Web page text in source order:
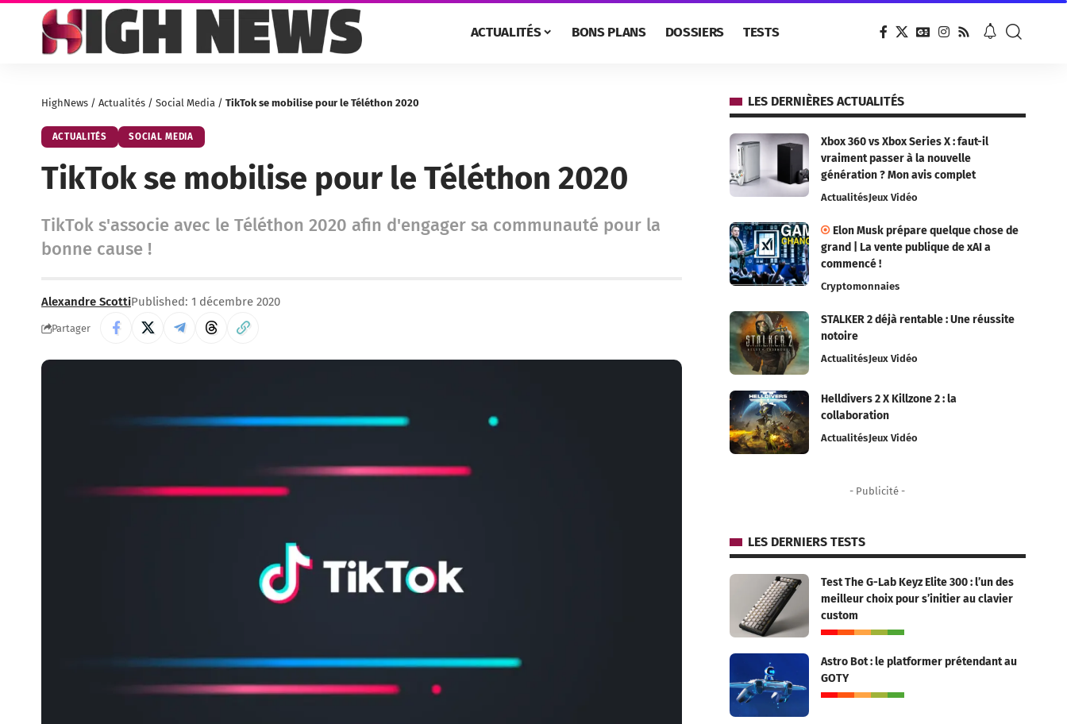
ACTUALITÉS BONS PLANS DOSSIERS TESTS
HighNews / Actualités / Social Media / TikTok se mobilise pour le Téléthon 2020
ACTUALITÉS SOCIAL MEDIA
TikTok se mobilise pour le Téléthon 2020
TikTok s'associe avec le Téléthon 2020 afin d'engager sa communauté pour la
bonne cause !
Alexandre ScottiPublished: 1 décembre 2020
Partager
LES DERNIÈRES ACTUALITÉS
Xbox 360 vs Xbox Series X : faut-il
vraiment passer à la nouvelle
génération ? Mon avis complet
ActualitésJeux Vidéo
Elon Musk prépare quelque chose de
grand | La vente publique de xAI a
commencé !
Cryptomonnaies
STALKER 2 déjà rentable : Une réussite
notoire
ActualitésJeux Vidéo
Helldivers 2 X Killzone 2 : la
collaboration
ActualitésJeux Vidéo
- Publicité -
LES DERNIERS TESTS
Test The G-Lab Keyz Elite 300 : l’un des
meilleur choix pour s’initier au clavier
custom
Astro Bot : le platformer prétendant au
GOTY